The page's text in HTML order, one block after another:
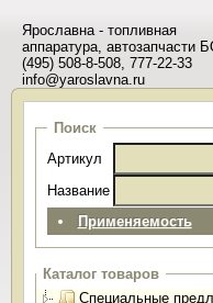
Ярославна - топливная
аппаратура, автозапчасти
(495) 508-8-508, 777-22-33
info@yaroslavna.ru
Поиск
Артикул
Название
Применяемость
Каталог товаров
Специальные